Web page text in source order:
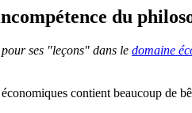
du
ses "leçons" dans le domaine
contient beaucoup de